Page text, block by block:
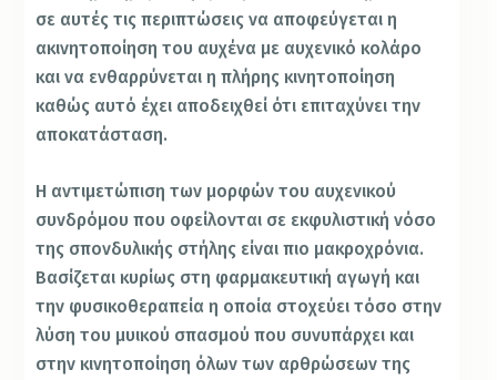
σε αυτές τις περιπτώσεις να αποφεύγεται η
ακινητοποίηση του αυχένα με αυχενικό κολάρο
και να ενθαρρύνεται η πλήρης κινητοποίηση
καθώς αυτό έχει αποδειχθεί ότι επιταχύνει την
αποκατάσταση.
Η αντιμετώπιση των μορφών του αυχενικού
συνδρόμου που οφείλονται σε εκφυλιστική νόσο
της σπονδυλικής στήλης είναι πιο μακροχρόνια.
Βασίζεται κυρίως στη φαρμακευτική αγωγή και
την φυσικοθεραπεία η οποία στοχεύει τόσο στην
λύση του μυικού σπασμού που συνυπάρχει και
στην κινητοποίηση όλων των αρθρώσεων της